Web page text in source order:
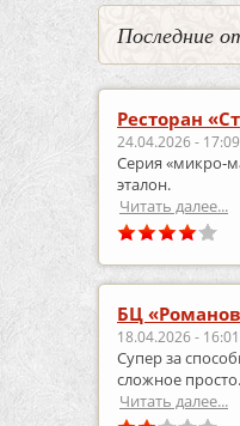
Последние
Ресторан
24.04.2026 - 17:09
Серия
эталон.
Читать далее...
БЦ
18.04.2026 - 16:01
Супер за
сложное просто.
Читать далее...